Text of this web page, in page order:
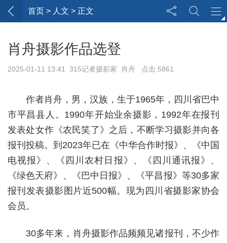
首页 > 人文 > 正文
肖舟摄影作品选登
2025-01-11 13:41 315记者摄影家 肖舟 点击:5861
作者肖舟，男，汉族，生于1965年，四川省巴中
市平昌县人。 1990年开始业余摄影， 1992年在报刊
发表处女作《农民笑了》之后，不断学习摄影并向各
报刊投稿。到 2023年已在《中华合作时报》、《中国
电视报》、《四川农村日报》、《四川通讯报》、
《绿色天府》、《巴中日报》、《平昌报》等30多家
报刊发表摄影图片近500幅。 现为四川省摄影家协会
会员。
30多年来，肖舟摄影作品频频见诸报刊，不少作